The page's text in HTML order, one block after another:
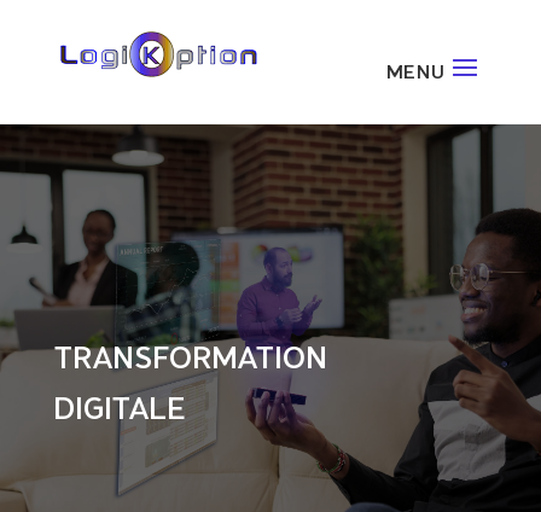
TRANSFORMATION
DIGITALE